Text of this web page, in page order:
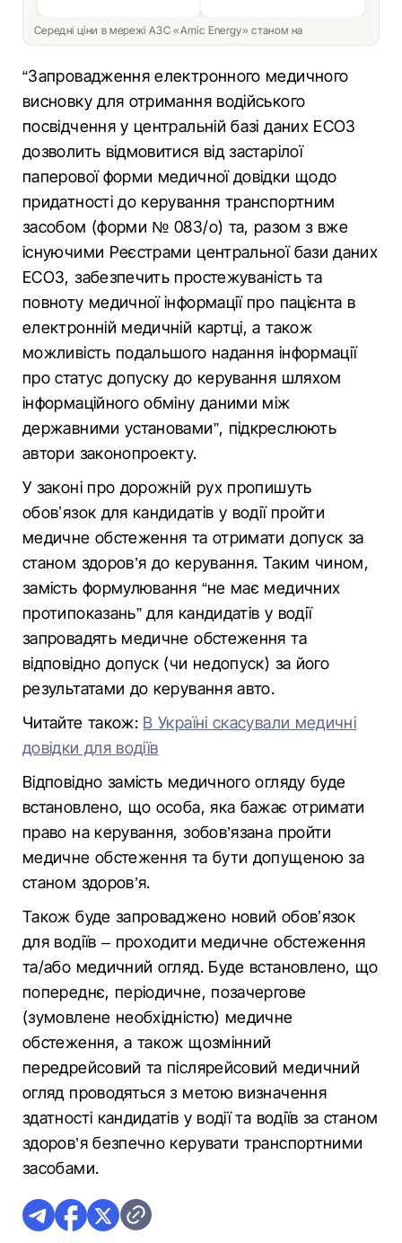
Середні ціни в мережі АЗС «Amic Energy» станом на
“Запровадження електронного медичного
висновку для отримання водійського
посвідчення у центральній базі даних ЕСОЗ
дозволить відмовитися від застарілої
паперової форми медичної довідки щодо
придатності до керування транспортним
засобом (форми № 083/о) та, разом з вже
існуючими Реєстрами центральної бази даних
ЕСОЗ, забезпечить простежуваність та
повноту медичної інформації про пацієнта в
електронній медичній картці, а також
можливість подальшого надання інформації
про статус допуску до керування шляхом
інформаційного обміну даними між
державними установами”, підкреслюють
автори законопроекту.
У законі про дорожній рух пропишуть
обовʼязок для кандидатів у водії пройти
медичне обстеження та отримати допуск за
станом здоров’я до керування. Таким чином,
замість формулювання “не має медичних
протипоказань” для кандидатів у водії
запровадять медичне обстеження та
відповідно допуск (чи недопуск) за його
результатами до керування авто.
Читайте також: В Україні скасували медичні
довідки для водіїв
Відповідно замість медичного огляду буде
встановлено, що особа, яка бажає отримати
право на керування, зобов’язана пройти
медичне обстеження та бути допущеною за
станом здоров’я.
Також буде запроваджено новий обовʼязок
для водіїв – проходити медичне обстеження
та/або медичний огляд. Буде встановлено, що
попереднє, періодичне, позачергове
(зумовлене необхідністю) медичне
обстеження, а також щозмінний
передрейсовий та післярейсовий медичний
огляд проводяться з метою визначення
здатності кандидатів у водії та водіїв за станом
здоров’я безпечно керувати транспортними
засобами.